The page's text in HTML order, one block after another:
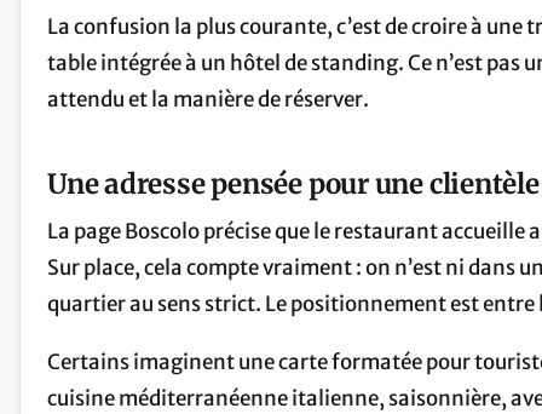
La confusion la plus courante, c’est de croire à
table intégrée à un hôtel de standing. Ce n’est pas
attendu et la manière de réserver.
Une adresse pensée pour une
La page Boscolo précise que le restaurant
Sur place, cela compte vraiment : on n’est ni dans
quartier au sens strict. Le positionnement est entre
Certains imaginent une carte formatée pour
cuisine méditerranéenne italienne, saisonnière,